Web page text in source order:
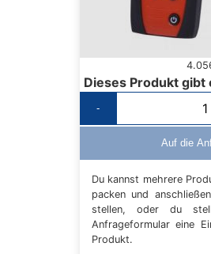
Dieses Produkt gibt
-
Auf die
Du kannst mehrere
packen und
stellen, oder du
Anfrageformular eine
Produkt.